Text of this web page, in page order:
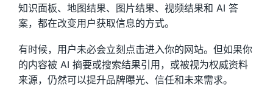
知识面板、地图结果、图片结果、视频结果和 AI 答
案，都在改变用户获取信息的方式。
有时候，用户未必会立刻点击进入你的网站。但如果你
的内容被 AI 摘要或搜索结果引用，或被视为权威资料
来源，仍然可以提升品牌曝光、信任和未来需求。